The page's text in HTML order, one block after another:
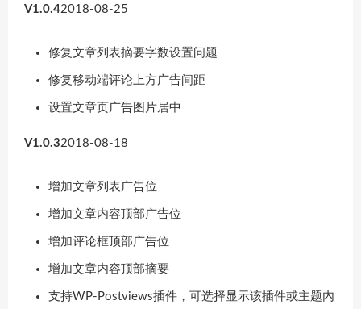
V1.0.42018-08-25
修复文章列表摘要字数设置问题
修复移动端评论上方广告间距
设置文章页广告图片居中
V1.0.32018-08-18
增加文章列表广告位
增加文章内容顶部广告位
增加评论框顶部广告位
增加文章内容顶部摘要
支持WP-Postviews插件，可选择显示该插件或主题内